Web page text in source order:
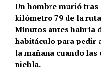
Un hombre murió tras
kilómetro 79 de la
Minutos antes habría
habitáculo para pedir
la mañana cuando
niebla.